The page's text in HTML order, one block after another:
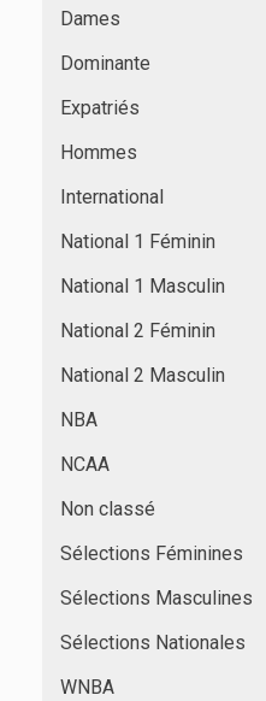
Dames
Dominante
Expatriés
Hommes
International
National 1 Féminin
National 1 Masculin
National 2 Féminin
National 2 Masculin
NBA
NCAA
Non classé
Sélections Féminines
Sélections Masculines
Sélections Nationales
WNBA